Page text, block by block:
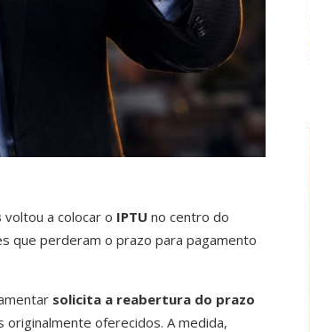
voltou a colocar o IPTU no centro do
que perderam o prazo para pagamento
solicita a reabertura do prazo
originalmente oferecidos. A medida,